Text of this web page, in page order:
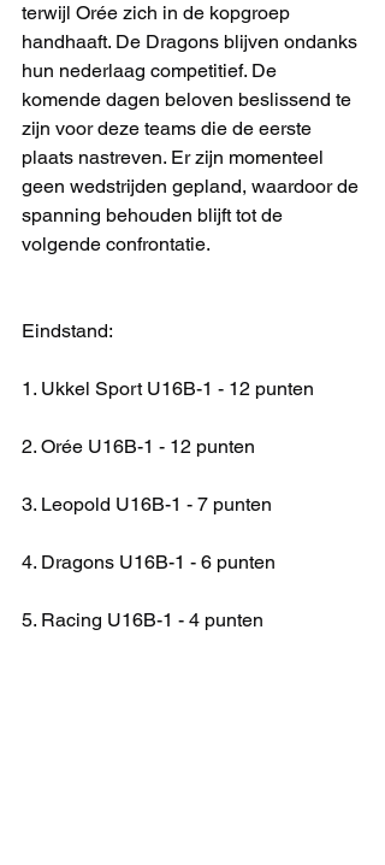
terwijl Orée zich in de kopgroep
handhaaft. De Dragons blijven ondanks
hun nederlaag competitief. De
komende dagen beloven beslissend te
zijn voor deze teams die de eerste
plaats nastreven. Er zijn momenteel
geen wedstrijden gepland, waardoor de
spanning behouden blijft tot de
volgende confrontatie.
Eindstand:
1. Ukkel Sport U16B-1 - 12 punten
2. Orée U16B-1 - 12 punten
3. Leopold U16B-1 - 7 punten
4. Dragons U16B-1 - 6 punten
5. Racing U16B-1 - 4 punten